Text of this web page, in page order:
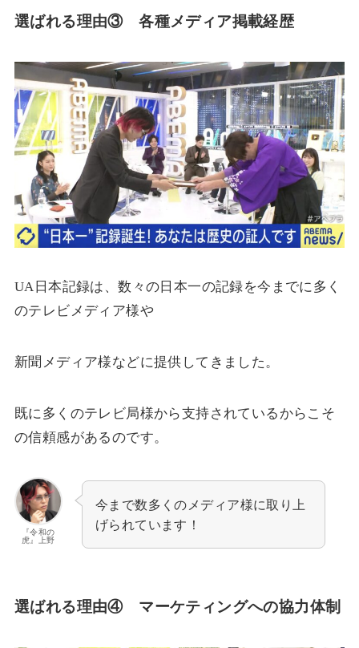
選ばれる理由③各種メディア掲載経歴
UA日本記録は、数々の日本一の記録を今までに多く
のテレビメディア様や
新聞メディア様などに提供してきました。
既に多くのテレビ局様から支持されているからこそ
の信頼感があるのです。
『令和の
虎』上野
今まで数多くのメディア様に取り上
げられています！
選ばれる理由④ マーケティングへの協力体制